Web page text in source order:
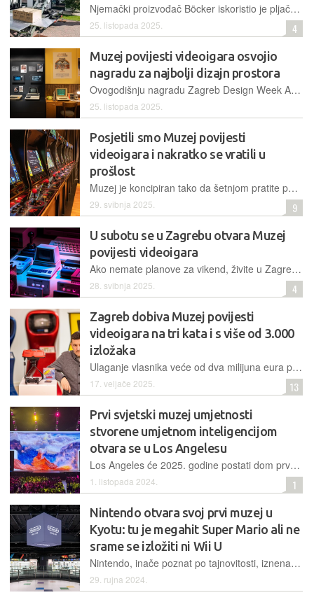
Njemački proizvođač Böcker iskoristio je pljačku vrijednog nakita iz Louvrea, pri čemu je korišten njihov građevinski lift, za duhovitu marketinšku kampanju koja je izazvala pozitivne reakcije
25. listopada 2025. 4
Muzej povijesti videoigara osvojio
nagradu za najbolji dizajn prostora
Ovogodišnju nagradu Zagreb Design Week Award u kategoriji Dizajn prostora dodjeljuje međunarodni žiri među 17 projekata iz područja interijera i eksterijera, a dobitnik je relativno nedavno otvoreni Muzej povijesti videoigara
25. listopada 2025.
Posjetili smo Muzej povijesti
videoigara i nakratko se vratili u
prošlost
Muzej je koncipiran tako da šetnjom pratite povijest razvoja videoigara i konzola, od igre Tennis for Two pa do modernijih 3D naslova i konzola
29. svibnja 2025. 9
U subotu se u Zagrebu otvara Muzej
povijesti videoigara
Ako nemate planove za vikend, živite u Zagrebu ili okolici, a uz to još i volite igre, prvi hrvatski muzej posvećen videoigrama čeka samo na vas
28. svibnja 2025. 4
Zagreb dobiva Muzej povijesti
videoigara na tri kata i s više od 3.000
izložaka
Ulaganje vlasnika veće od dva milijuna eura posjetiteljima će omogućiti razgledavanje preko tri tisuće izložaka iz povijesti videoigara, od od kraja 1960-ih do početka 2000-ih godina
17. veljače 2025. 13
Prvi svjetski muzej umjetnosti
stvorene umjetnom inteligencijom
otvara se u Los Angelesu
Los Angeles će 2025. godine postati dom prvog svjetskog muzeja posvećenog umjetnosti stvorenoj umjetnom inteligencijom. Tvorac Datalanda je tursko-američki umjetnik Refik Anadol
1. listopada 2024. 1
Nintendo otvara svoj prvi muzej u
Kyotu: tu je megahit Super Mario ali ne
srame se izložiti ni Wii U
Nintendo, inače poznat po tajnovitosti, iznenađuje otvaranjem prvog službenog muzeja u Kyotu, gdje će posjetitelji moći istražiti bogatu povijest tvrtke od proizvođača igraćih karata do globalnog diva videoigara, uključujući i interaktivne prikaze svojih najpoznatijih franšiza
29. rujna 2024.